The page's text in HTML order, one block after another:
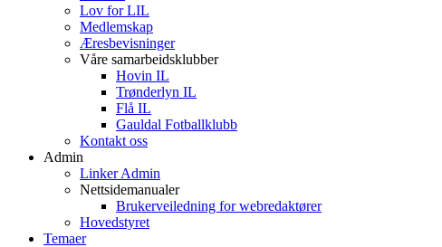
Lov for LIL
Medlemskap
Æresbevisninger
Våre samarbeidsklubber
Hovin IL
Trønderlyn IL
Flå IL
Gauldal Fotballklubb
Kontakt oss
Admin
Linker Admin
Nettsidemanualer
Brukerveiledning for webredaktører
Hovedstyret
Temaer